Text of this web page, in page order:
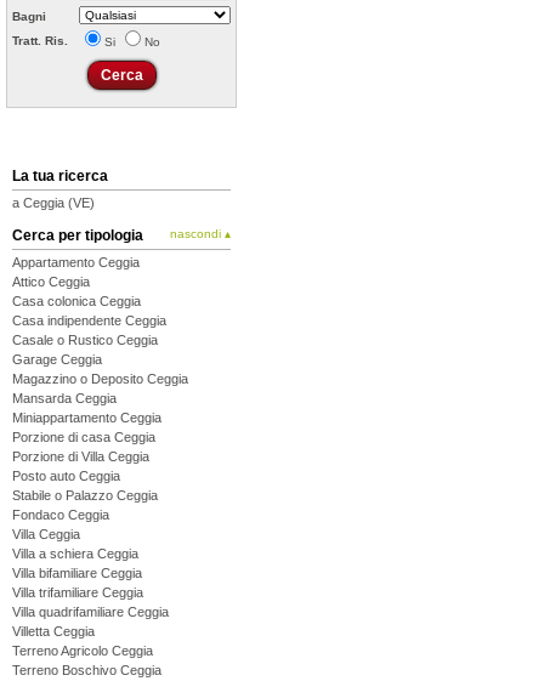
Bagni
Tratt. Ris.
Si No
La tua ricerca
a Ceggia (VE)
Cerca per tipologia nascondi ▴
Appartamento Ceggia
Attico Ceggia
Casa colonica Ceggia
Casa indipendente Ceggia
Casale o Rustico Ceggia
Garage Ceggia
Magazzino o Deposito Ceggia
Mansarda Ceggia
Miniappartamento Ceggia
Porzione di casa Ceggia
Porzione di Villa Ceggia
Posto auto Ceggia
Stabile o Palazzo Ceggia
Fondaco Ceggia
Villa Ceggia
Villa a schiera Ceggia
Villa bifamiliare Ceggia
Villa trifamiliare Ceggia
Villa quadrifamiliare Ceggia
Villetta Ceggia
Terreno Agricolo Ceggia
Terreno Boschivo Ceggia